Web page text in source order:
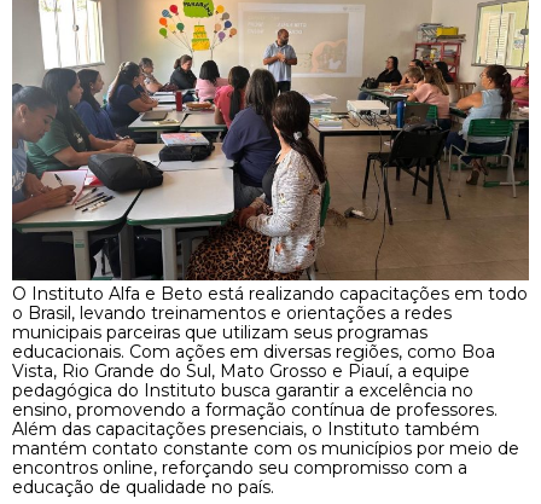
O Instituto Alfa e Beto está realizando capacitações em todo
o Brasil, levando treinamentos e orientações a redes
municipais parceiras que utilizam seus programas
educacionais. Com ações em diversas regiões, como Boa
Vista, Rio Grande do Sul, Mato Grosso e Piauí, a equipe
pedagógica do Instituto busca garantir a excelência no
ensino, promovendo a formação contínua de professores.
Além das capacitações presenciais, o Instituto também
mantém contato constante com os municípios por meio de
encontros online, reforçando seu compromisso com a
educação de qualidade no país.